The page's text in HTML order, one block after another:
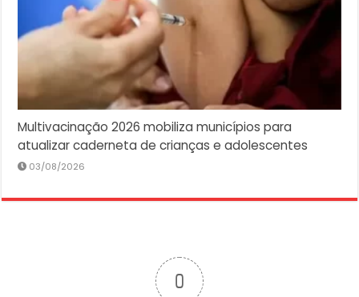
Multivacinação 2026 mobiliza municípios para
atualizar caderneta de crianças e adolescentes
03/08/2026
0